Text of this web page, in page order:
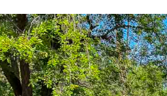
Facebook Twitter